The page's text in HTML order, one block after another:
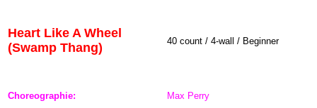
Heart Like A Wheel
(Swamp Thang)
40 count / 4-wall / Beginner
Choreographie: Max Perry